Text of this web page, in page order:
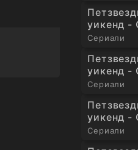
уикенд -
Епизод 1
Сериали
уикенд -
Епизод 2
Сериали
уикенд -
Епизод 3
Сериали